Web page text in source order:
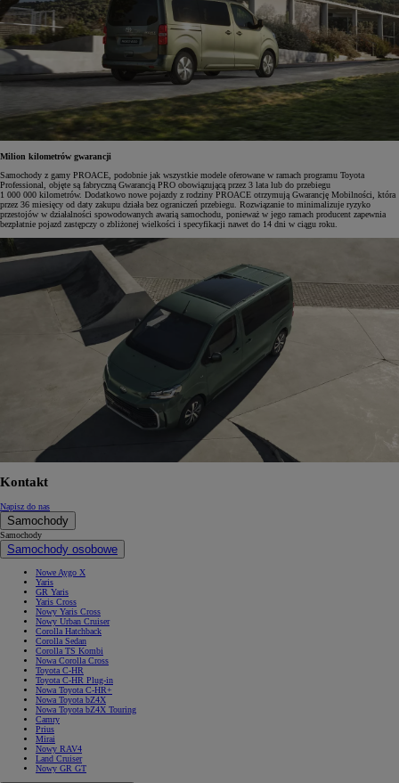
Milion kilometrów gwarancji
Samochody z gamy PROACE, podobnie jak wszystkie modele oferowane w ramach programu Toyota
Professional, objęte są fabryczną Gwarancją PRO obowiązującą przez 3 lata lub do przebiegu
1 000 000 kilometrów. Dodatkowo nowe pojazdy z rodziny PROACE otrzymują Gwarancję Mobilności, która
przez 36 miesięcy od daty zakupu działa bez ograniczeń przebiegu. Rozwiązanie to minimalizuje ryzyko
przestojów w działalności spowodowanych awarią samochodu, ponieważ w jego ramach producent zapewnia
bezpłatnie pojazd zastępczy o zbliżonej wielkości i specyfikacji nawet do 14 dni w ciągu roku.
Kontakt
Napisz do nas
Samochody
Samochody
Samochody osobowe
Nowe Aygo X
Yaris
GR Yaris
Yaris Cross
Nowy Yaris Cross
Nowy Urban Cruiser
Corolla Hatchback
Corolla Sedan
Corolla TS Kombi
Nowa Corolla Cross
Toyota C-HR
Toyota C-HR Plug-in
Nowa Toyota C-HR+
Nowa Toyota bZ4X
Nowa Toyota bZ4X Touring
Camry
Prius
Mirai
Nowy RAV4
Land Cruiser
Nowy GR GT